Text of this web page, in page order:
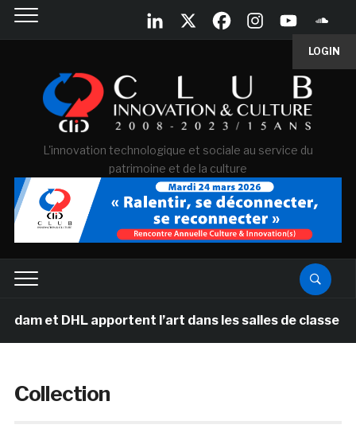
LOGIN
L'innovation technologique et sociale au service du
patrimoine et de la culture
DHL apportent l’art dans les salles de classe des
Collection